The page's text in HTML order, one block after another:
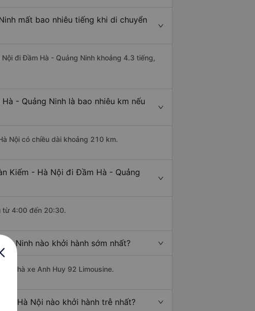
mất bao nhiêu tiếng khi di chuyển
đi Đầm Hà - Quảng Ninh khoảng 4.3 tiếng,
- Quảng Ninh là bao nhiêu km nếu
Nội có chiều dài khoảng 210 km.
Kiếm - Hà Nội đi Đầm Hà - Quảng
từ 4:00 đến 20:30.
Ninh nào khởi hành sớm nhất?
nhà xe Anh Huy 92 Limousine.
- Hà Nội nào khởi hành trễ nhất?